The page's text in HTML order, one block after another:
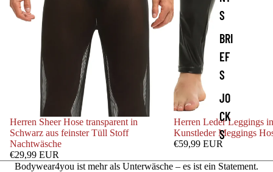
S
BRI
EF
S
JO
CK
S
Herren Sheer Hose transparent in
Schwarz aus feinster Tüll Stoff
Nachtwäsche
€29,99 EUR
Herren Leder Leggings
Kunstleder Meggings
€59,99 EUR
Bodywear4you ist mehr als Unterwäsche – es ist ein Statement.